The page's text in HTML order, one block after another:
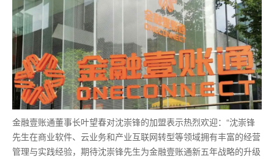
金融壹账通董事长叶望春对沈崇锋的加盟表示热烈欢迎：“沈崇锋
先生在商业软件、云业务和产业互联网转型等领域拥有丰富的经营
管理与实践经验，期待沈崇锋先生为金融壹账通新五年战略的升级